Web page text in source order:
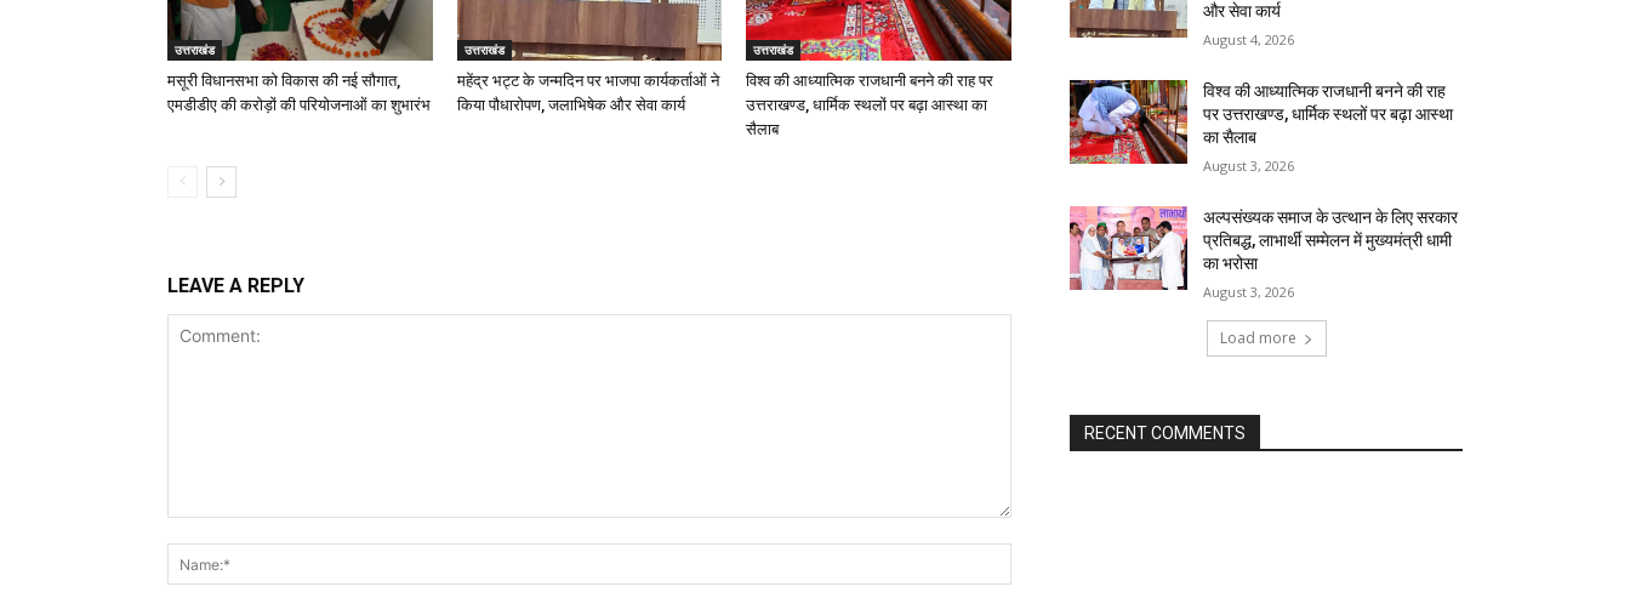
उत्तराखंड
मसूरी विधानसभा को विकास की नई सौगात,
एमडीडीए की करोड़ों की परियोजनाओं का शुभारंभ
उत्तराखंड
महेंद्र भट्ट के जन्मदिन पर भाजपा कार्यकर्ताओं ने
किया पौधारोपण, जलाभिषेक और सेवा कार्य
उत्तराखंड
विश्व की आध्यात्मिक राजधानी बनने की राह पर
उत्तराखण्ड, धार्मिक स्थलों पर बढ़ा आस्था का
सैलाब
LEAVE A REPLY
और सेवा कार्य
August 4, 2026
विश्व की आध्यात्मिक राजधानी बनने की राह
पर उत्तराखण्ड, धार्मिक स्थलों पर बढ़ा आस्था
का सैलाब
August 3, 2026
अल्पसंख्यक समाज के उत्थान के लिए सरकार
प्रतिबद्ध, लाभार्थी सम्मेलन में मुख्यमंत्री धामी
का भरोसा
August 3, 2026
Load more
RECENT COMMENTS